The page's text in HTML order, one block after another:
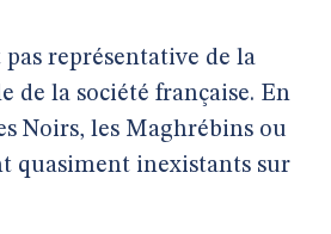
pas représentative de la
de la société française. En
Noirs, les Maghrébins ou
quasiment inexistants sur